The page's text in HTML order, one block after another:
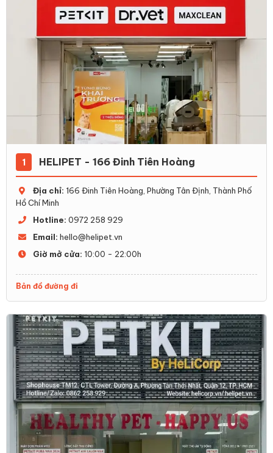
1 HELIPET - 166 Đinh Tiên Hoàng
Địa chỉ: 166 Đinh Tiên Hoàng, Phường Tân Định, Thành Phố
Hồ Chí Minh
Hotline: 0972 258 929
Email: hello@helipet.vn
Giờ mở cửa: 10:00 - 22:00h
Bản đồ đường đi